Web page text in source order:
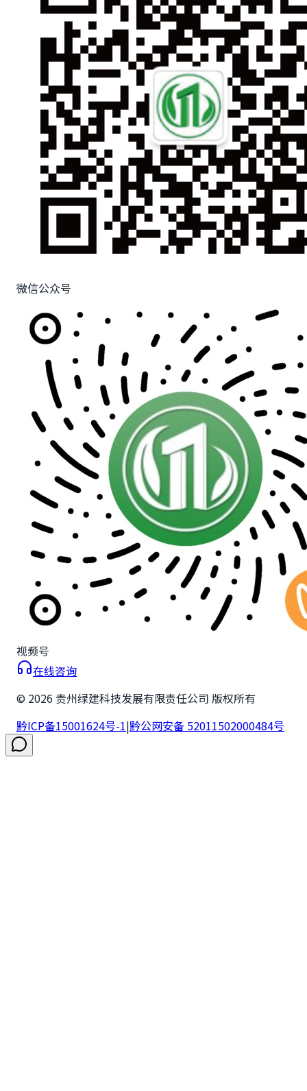
微信公众号
视频号
在线咨询
© 2026 贵州绿建科技发展有限责任公司 版权所有
黔ICP备15001624号-1|黔公网安备 52011502000484号